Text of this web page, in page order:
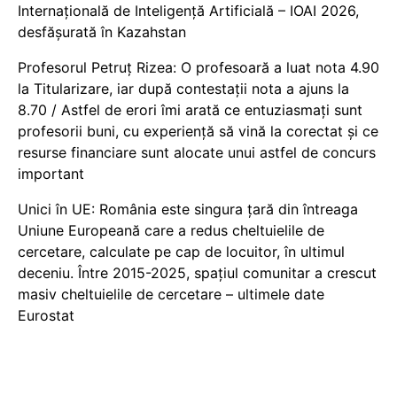
Internațională de Inteligență Artificială – IOAI 2026,
desfășurată în Kazahstan
Profesorul Petruț Rizea: O profesoară a luat nota 4.90
la Titularizare, iar după contestații nota a ajuns la
8.70 / Astfel de erori îmi arată ce entuziasmați sunt
profesorii buni, cu experiență să vină la corectat și ce
resurse financiare sunt alocate unui astfel de concurs
important
Unici în UE: România este singura țară din întreaga
Uniune Europeană care a redus cheltuielile de
cercetare, calculate pe cap de locuitor, în ultimul
deceniu. Între 2015-2025, spațiul comunitar a crescut
masiv cheltuielile de cercetare – ultimele date
Eurostat